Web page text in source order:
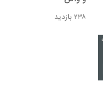
۲۳۸ بازدید